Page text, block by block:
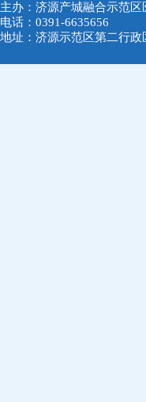
主办：济源产城融合示范区
电话：0391-6635656
地址：济源示范区第二行政